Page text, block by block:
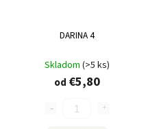
DARINA 4
Skladom (>5 ks)
od €5,80